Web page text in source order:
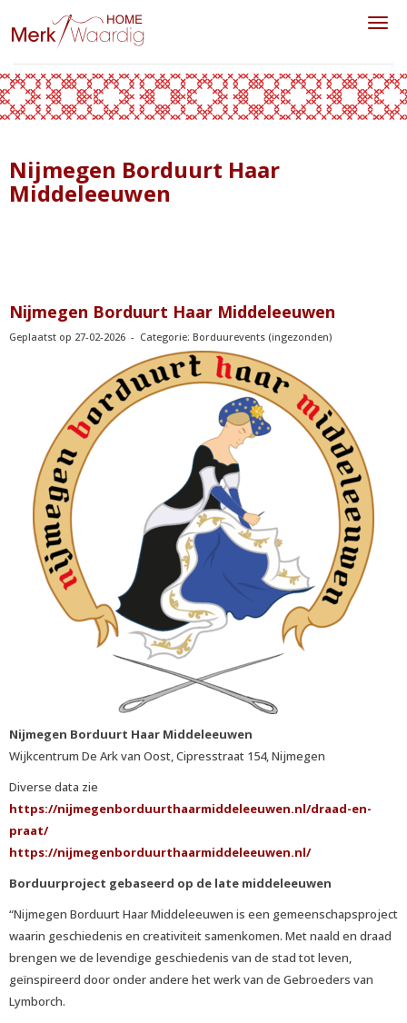
Nijmegen Borduurt Haar
Middeleeuwen
Nijmegen Borduurt Haar Middeleeuwen
Geplaatst op 27-02-2026 - Categorie: Borduurevents (ingezonden)
Nijmegen Borduurt Haar Middeleeuwen
Wijkcentrum De Ark van Oost, Cipresstraat 154, Nijmegen
Diverse data zie
https://nijmegenborduurthaarmiddeleeuwen.nl/draad-en-
praat/
https://nijmegenborduurthaarmiddeleeuwen.nl/
Borduurproject gebaseerd op de late middeleeuwen
“Nijmegen Borduurt Haar Middeleeuwen is een gemeenschapsproject
waarin geschiedenis en creativiteit samenkomen. Met naald en draad
brengen we de levendige geschiedenis van de stad tot leven,
geïnspireerd door onder andere het werk van de Gebroeders van
Lymborch.